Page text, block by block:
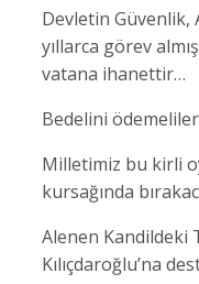
Devletin Güvenlik,
yıllarca görev
vatana ihanettir…
Bedelini
Milletimiz bu kirli
kursağında
Alenen Kandildeki
Kılıçdaroğlu’na